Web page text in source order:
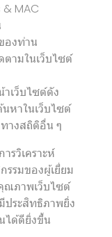
MAC
องท่าน
ามในเว็บไซต์
เว็บไซต์ดัง
หาในเว็บไซต์
างสถิติอื่น ๆ
รวิเคราะห์
รรมของผู้เยี่ยม
ณภาพเว็บไซต์
ประสิทธิภาพยิ่ง
ได้ดียิ่งขึ้น